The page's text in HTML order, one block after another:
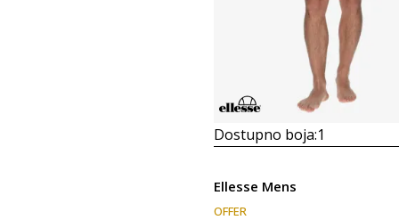
Dostupno boja:1
Ellesse Mens
OFFER